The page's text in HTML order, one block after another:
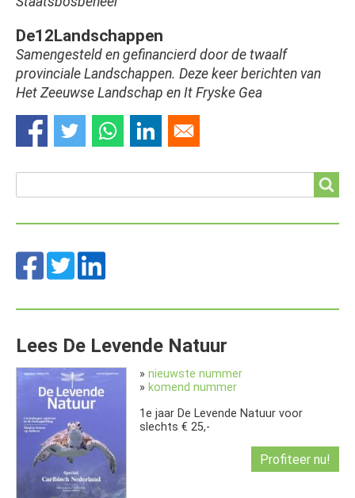
De12Landschappen
Samengesteld en gefinancierd door de twaalf
provinciale Landschappen. Deze keer berichten van
Het Zeeuwse Landschap en It Fryske Gea
Lees De Levende Natuur
» nieuwste nummer
» komend nummer
1e jaar De Levende Natuur voor
slechts € 25,-
Profiteer nu!